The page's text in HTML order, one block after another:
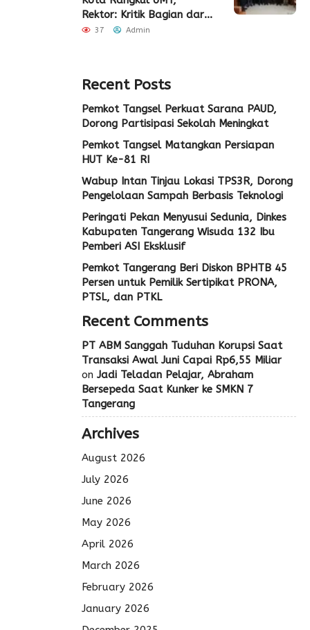
Rektor: Kritik Bagian dari
Demokrasi
37 Admin
Recent Posts
Pemkot Tangsel Perkuat Sarana PAUD,
Dorong Partisipasi Sekolah Meningkat
Pemkot Tangsel Matangkan Persiapan
HUT Ke-81 RI
Wabup Intan Tinjau Lokasi TPS3R, Dorong
Pengelolaan Sampah Berbasis Teknologi
Peringati Pekan Menyusui Sedunia, Dinkes
Kabupaten Tangerang Wisuda 132 Ibu
Pemberi ASI Eksklusif
Pemkot Tangerang Beri Diskon BPHTB 45
Persen untuk Pemilik Sertipikat PRONA,
PTSL, dan PTKL
Recent Comments
PT ABM Sanggah Tuduhan Korupsi Saat
Transaksi Awal Juni Capai Rp6,55 Miliar
on Jadi Teladan Pelajar, Abraham
Bersepeda Saat Kunker ke SMKN 7
Tangerang
Archives
August 2026
July 2026
June 2026
May 2026
April 2026
March 2026
February 2026
January 2026